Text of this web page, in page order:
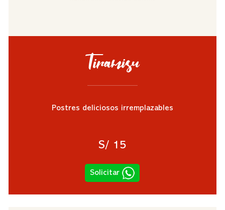
Tiramisu
Postres deliciosos irremplazables
S/ 15
Solicitar